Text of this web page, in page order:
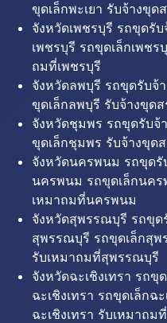
ขุดเล็กพะเยา รับจ้างขุด
จังหวัดเพชรบุรี รถขุดรั
เพชรบุรี รถขุดเล็กเพชร
ถมที่เพชรบุรี
จังหวัดลพบุรี รถขุดรับจ้
ขุดเล็กลพบุรี รับจ้างขุด
จังหวัดชุมพร รถขุดรับจ้
ขุดเล็กชุมพร รับจ้างขุด
จังหวัดนครพนม รถขุดรั
นครพนม รถขุดเล็กนค
เหมาถมที่นครพนม
จังหวัดสุพรรณบุรี รถขุด
สุพรรณบุรี รถขุดเล็กสุ
รับเหมาถมที่สุพรรณบุรี
จังหวัดฉะเชิงเทรา รถขุ
ฉะเชิงเทรา รถขุดเล็กฉ
ฉะเชิงเทรา รับเหมาถม